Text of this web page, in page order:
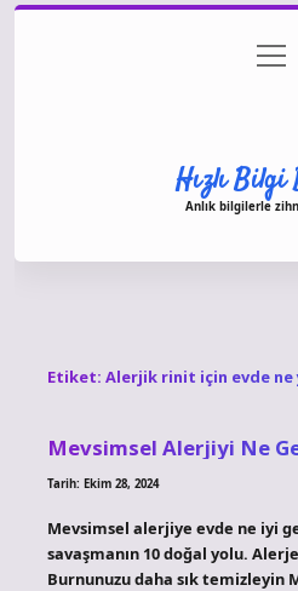
Gizlilik
aç
Hızlı Bilgi
Anlık bilgilerle
Etiket: Alerjik rinit için evde ne
Mevsimsel Alerjiyi Ne
Tarih: Ekim 28, 2024
Mevsimsel alerjiye evde ne iyi
savaşmanın 10 doğal yolu.
Burnunuzu daha sık temizleyin